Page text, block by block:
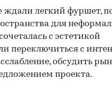
ждали легкий фуршет,
для
с эстетикой
переключиться с
обсудить
проекта.